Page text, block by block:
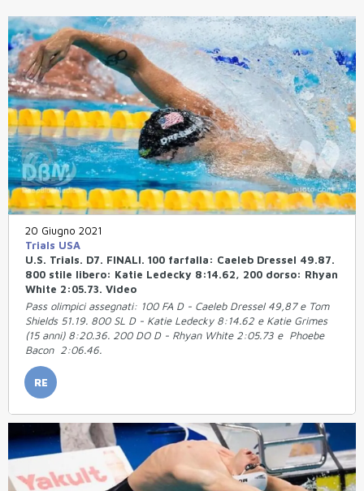
20 Giugno 2021
Trials USA
U.S. Trials. D7. FINALI. 100 farfalla: Caeleb Dressel 49.87.
800 stile libero: Katie Ledecky 8:14.62, 200 dorso: Rhyan
White 2:05.73. Video
Pass olimpici assegnati: 100 FA D - Caeleb Dressel 49,87 e Tom
Shields 51.19. 800 SL D - Katie Ledecky 8:14.62 e Katie Grimes
(15 anni) 8:20.36. 200 DO D - Rhyan White 2:05.73 e Phoebe
Bacon 2:06.46.
RE